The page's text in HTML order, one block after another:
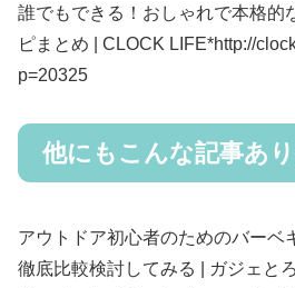
誰でもできる！おしゃれで本格的
ピまとめ | CLOCK LIFE*http://
p=20325
他にもこんな記事あ
アウトドア初心者のためのバーベ
徹底比較検討してみる | ガジェとろ